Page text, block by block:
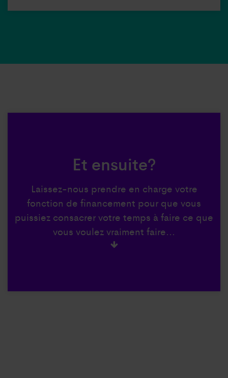
Et ensuite?
Laissez-nous prendre en charge votre
fonction de financement pour que vous
puissiez consacrer votre temps à faire ce que
vous voulez vraiment faire...